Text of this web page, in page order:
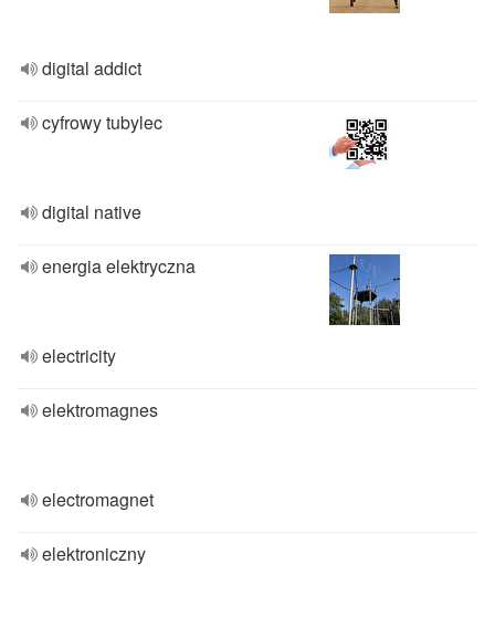
digital addict
cyfrowy tubylec
digital native
energia elektryczna
electricity
elektromagnes
electromagnet
elektroniczny